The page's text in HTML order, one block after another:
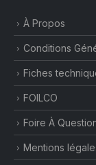
À Propos
Conditions
Fiches
FOILCO
Foire À
Mentions